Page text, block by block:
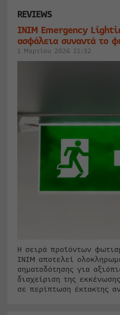
REVIEWS
INIM Emergency
ασφάλεια συναντά το
1 Μαρτίου 2026 21:32
Η σειρά προϊόντων
INIM αποτελεί
σηματοδότησης για
διαχείριση της
σε περίπτωση έκτακτης